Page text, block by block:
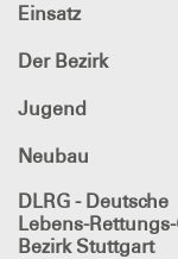
Einsatz
Der Bezirk
Jugend
Neubau
DLRG - Deutsche
Lebens-
Bezirk Stuttgart